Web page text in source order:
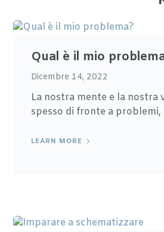
Qual è il mio
Dicembre 14, 2022
La nostra mente e la nostra
spesso di fronte a problemi,
LEARN MORE